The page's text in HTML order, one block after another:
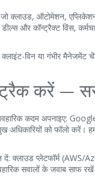
क्लाउड, ऑटोमेशन,
डील्स और कॉन्ट्रैक्ट
विन या गंभीर
करें —
कदम अपनाइए:
को फॉलो करें।
दें: क्लाउड प्लेटफॉर्म
सवालों के जवाब साफ